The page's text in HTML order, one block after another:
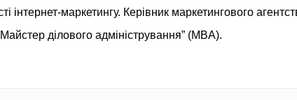
інтернет-маркетингу. Керівник маркетингового
ділового адміністрування” (MBA).